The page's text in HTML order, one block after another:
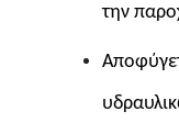
την